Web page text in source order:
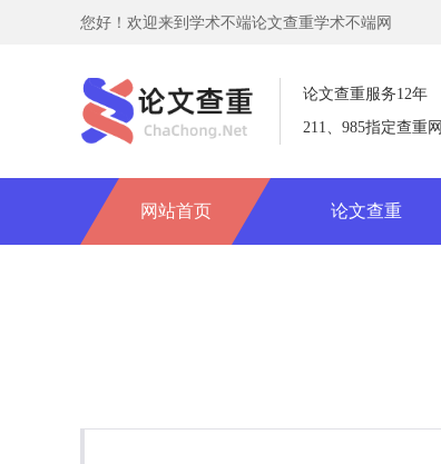
您好！欢迎来到学术不端论文查重学术不端网
网站首页 论文查重
论文查重服务12年
211、985指定查重网